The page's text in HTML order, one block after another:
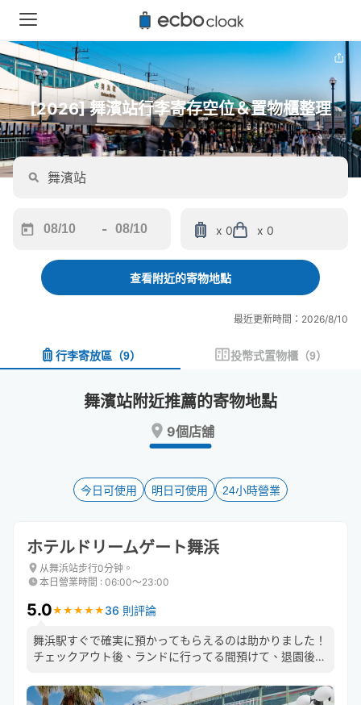
[2026] 舞濱站行李寄存空位＆置物櫃整理
forward
interact
and
the
keyboard
shortcuts
for
changing
dates.
-
backward
interact
and
a
date.
key
to
the
keyboard
shortcuts
for
changing
dates.
x 0 x 0
查看附近的寄物地點
最近更新時間：2026/8/10
行李寄放區 （9） 投幣式置物櫃 （9）
舞濱站附近推薦的寄物地點
9個店舖
今日可使用 明日可使用 24小時營業
ホテルドリームゲート舞浜
从舞浜站步行0分钟。
本日營業時間 : 06:00〜23:00
5.0★ ★ ★ ★ ★
★ ★ ★ ★ ★ 36 則評論
舞浜駅すぐで確実に預かってもらえるのは助かりました！
チェックアウト後、ランドに行ってる間預けて、退園後す